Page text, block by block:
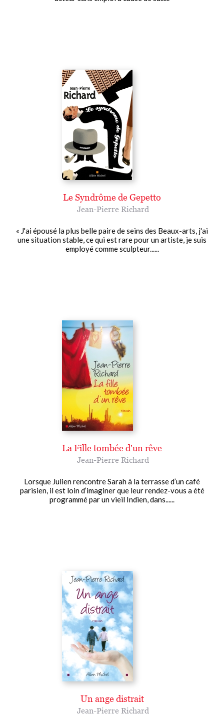
Le Syndrôme de Gepetto
Jean-Pierre Richard
« J'ai épousé la plus belle paire de seins des Beaux-arts, j'ai
une situation stable, ce qui est rare pour un artiste, je suis
employé comme sculpteur......
La Fille tombée d'un rêve
Jean-Pierre Richard
Lorsque Julien rencontre Sarah à la terrasse d’un café
parisien, il est loin d’imaginer que leur rendez-vous a été
programmé par un vieil Indien, dans......
Un ange distrait
Jean-Pierre Richard